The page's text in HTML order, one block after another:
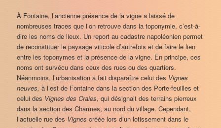
À Fontaine, l’ancienne présence de la vigne a laissé de
nombreuses traces que l’on retrouve dans la toponymie, c’est-à-
dire les noms de lieux. Un report au cadastre napoléonien permet
de reconstituer le paysage viticole d’autrefois et de faire le lien
entre les toponymes et la présence de la vigne. En principe, ces
noms ont survécu dans ceux des rues ou des quartiers.
Néanmoins, l’urbanisation a fait disparaître celui des Vignes
neuves,à l’est de Fontaine dans la section des Porte-feuilles et
celui des Vignes des Craies, qui désignait des terrains pierreux
dans la section des Charmes, au nord du village. Cependant,
l’actuelle rue des Vignes créée lors d’un lotissement dans le